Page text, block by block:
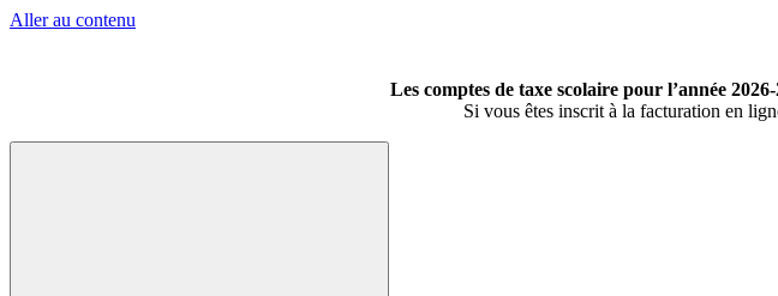
Aller au contenu
Les comptes de taxe scolaire pour l’année
Si vous êtes inscrit à la facturation en